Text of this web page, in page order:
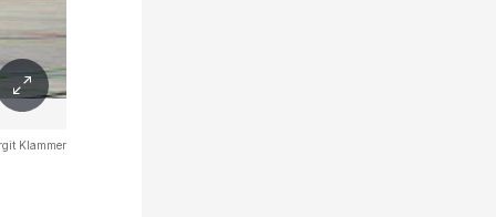
Klammer